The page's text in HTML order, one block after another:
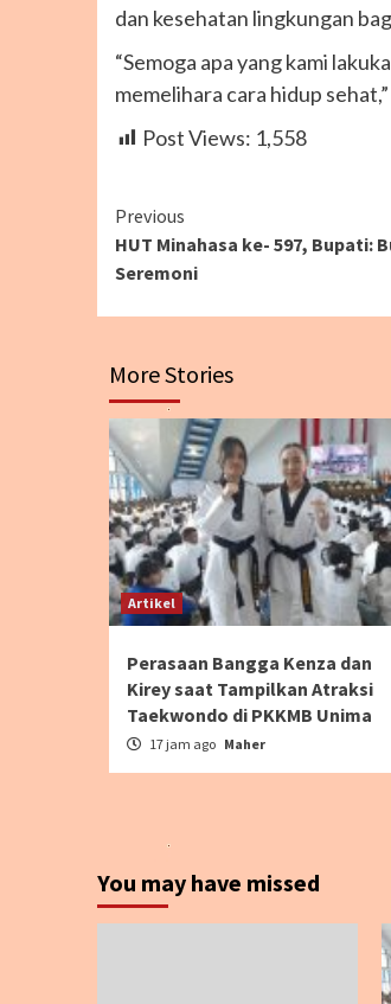
dan kesehatan lingkungan
“Semoga apa yang kami
memelihara cara hidup
Post Views: 1,558
Continue
Reading
Previous
HUT Minahasa ke- 597, Bupati:
Seremoni
More Stories
Artikel
Perasaan Bangga Kenza dan
Kirey saat Tampilkan Atraksi
Taekwondo di PKKMB Unima
17 jam ago Maher
You may have missed